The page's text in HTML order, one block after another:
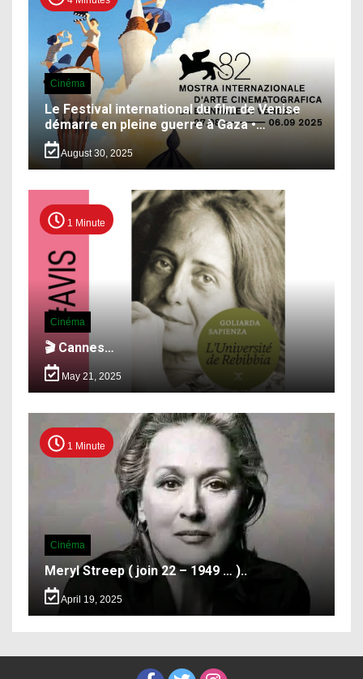
Cinéma
Le Festival international du film de Venise
démarre en pleine guerre à Gaza •…
August 30, 2025
1 Minute
Cinéma
🎬 Cannes…
May 21, 2025
1 Minute
Cinéma
Meryl Streep ( join 22 – 1949 … )..
April 19, 2025